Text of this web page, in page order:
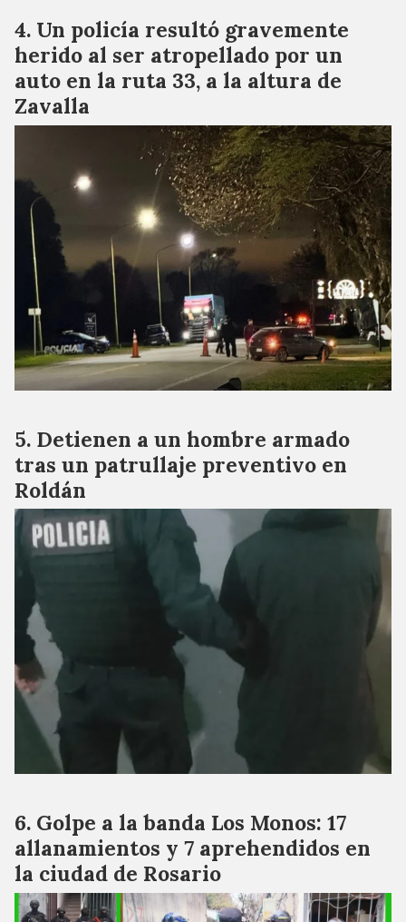
Un policía resultó gravemente
herido al ser atropellado por un
auto en la ruta 33, a la altura de
Zavalla
Detienen a un hombre armado
tras un patrullaje preventivo en
Roldán
Golpe a la banda Los Monos: 17
allanamientos y 7 aprehendidos en
la ciudad de Rosario